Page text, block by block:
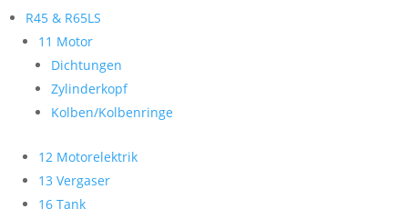
R45 & R65LS
11 Motor
Dichtungen
Zylinderkopf
Kolben/Kolbenringe
12 Motorelektrik
13 Vergaser
16 Tank